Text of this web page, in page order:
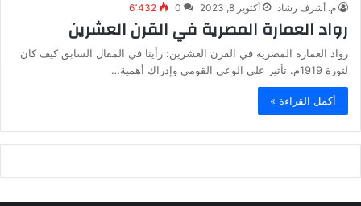
م. أشرف رشاد أكتوبر 8, 2023 0 6٬432
رواد العمارة المصرية في القرن العشرين
رواد العمارة المصرية في القرن العشرين: رأينا في المقال السابق كيف كان
لثورة 1919م. تأثير على الوعي القومي وإدراك أهمية…
أكمل القراءة »